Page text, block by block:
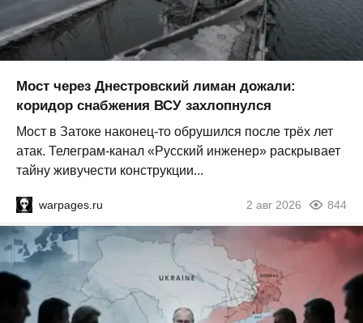
Мост через Днестровский лиман дожали:
коридор снабжения ВСУ захлопнулся
Мост в Затоке наконец-то обрушился после трёх лет
атак. Телеграм-канал «Русский инженер» раскрывает
тайну живучести конструкции...
warpages.ru 2 авг 2026 844